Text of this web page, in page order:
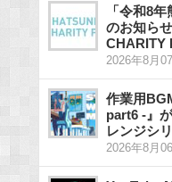
「令和8
のお知ら
CHARITY
2026年8月
作業用
part6 -』
レンジシ
2026年8月